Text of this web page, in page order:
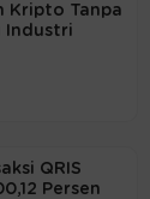
Kripto Tanpa
Industri
QRIS
Persen